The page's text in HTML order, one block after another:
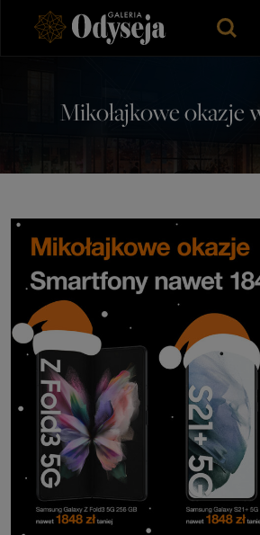
Mikołajkowe okazje